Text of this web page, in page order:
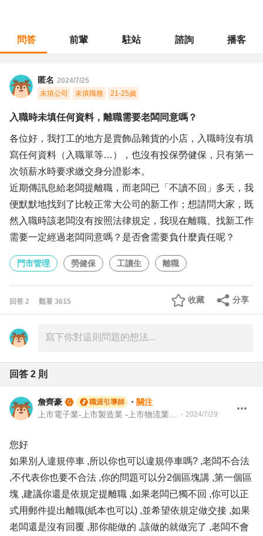
問答 前輩 駐站 諮詢 播客
匿名 2024/7/25
未填公司
未填職務 21-25歲
入職時未填任何資料，離職需要老闆同意嗎？
各位好，我打工的地方是賣飾品雜貨的小店，入職時沒有填
寫任何資料（入職單等…），也沒有投保勞健保，只有第一
次領薪水時要求繳交身分證影本。
近期傳訊息給老闆提離職，而老闆已「不讀不回」多天，我
便默默地找到了比較正常大公司的新工作；想請問大家，既
然入職時該老闆沒有按照法律規定，我現在離職、找新工作
需要一定經過老闆同意嗎？是否會需要負什麼責任呢？
門市管理 勞健保 工讀生 離職
回答 2 觀看 3615 分享
收藏
回答 2 則
詹齊豪 職涯引導師 ・ 關注
・ 2024/7/29
您好
如果別人違規停車 ,所以你也可以違規停車嗎? ,老闆不合法
,不代表你也要不合法 ,你的問題可以分2個區塊講 ,第一個區
塊 ,建議你還是依規定提離職 ,如果老闆已獨不回 ,你可以正
式用郵件提出離職(紙本也可以) ,並希望依規定做交接 ,如果
老闆還是沒有回覆 ,那你能做的 ,該做的就做完了 ,老闆不會